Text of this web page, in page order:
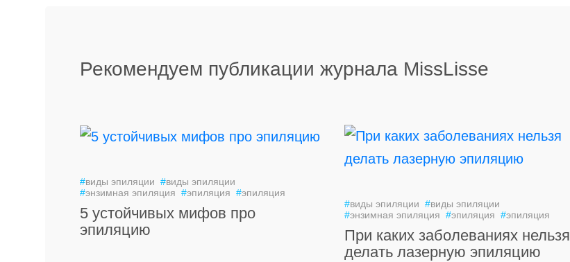
Рекомендуем публикации журнала MissLisse
#виды эпиляции #виды эпиляции
#энзимная эпиляция #эпиляция #эпиляция
5 устойчивых мифов про
эпиляцию
#виды эпиляции #виды эпиляции
#энзимная эпиляция #эпиляция #эпиляция
При каких заболеваниях нельзя
делать лазерную эпиляцию